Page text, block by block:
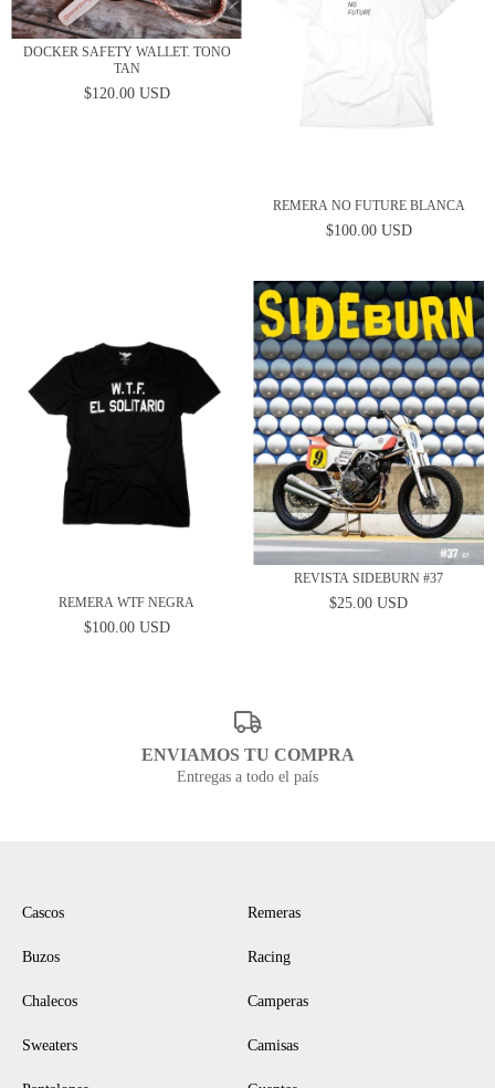
DOCKER SAFETY WALLET. TONO
TAN
$120.00 USD
REMERA NO FUTURE BLANCA
$100.00 USD
REMERA WTF NEGRA
$100.00 USD
REVISTA SIDEBURN #37
$25.00 USD
ENVIAMOS TU COMPRA
Entregas a todo el país
Cascos Remeras
Buzos Racing
Chalecos Camperas
Sweaters Camisas